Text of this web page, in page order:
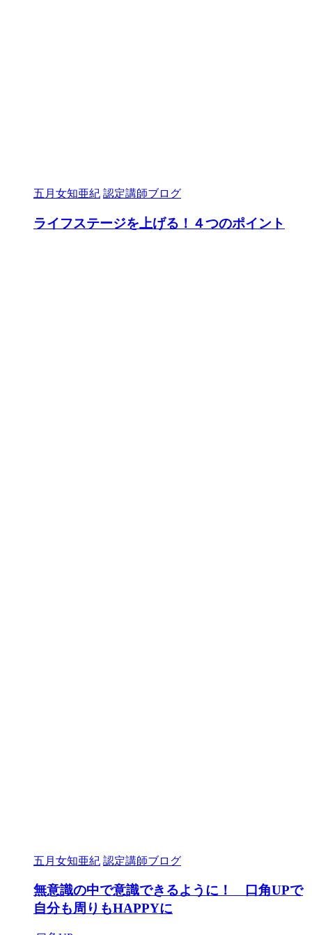
五月女知亜紀 認定講師ブログ
ライフステージを上げる！４つのポイント
五月女知亜紀 認定講師ブログ
無意識の中で意識できるように！ 口角UPで
自分も周りもHAPPYに